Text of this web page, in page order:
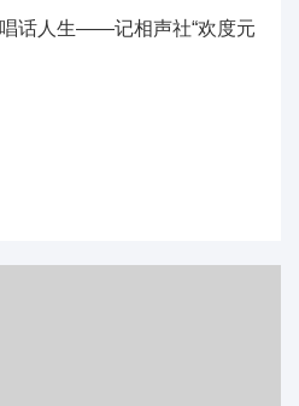
话人生——记相声社“欢度元